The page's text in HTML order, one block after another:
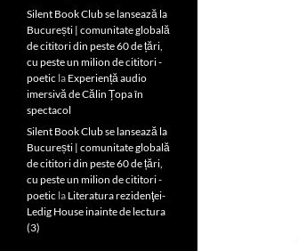
Silent Book Club se lansează la
București | comunitate globală
de cititori din peste 60 de țări,
cu peste un milion de cititori -
poetic la Experiență audio
imersivă de Călin Țopa în
spectacol
Silent Book Club se lansează la
București | comunitate globală
de cititori din peste 60 de țări,
cu peste un milion de cititori -
poetic la Literatura rezidenţei-
Ledig House inainte de lectura
(3)